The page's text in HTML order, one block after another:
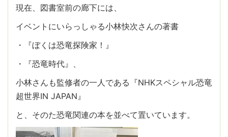
現在、図書室前の廊下には、
イベントにいらっしゃる小林快次さんの著書
・『ぼくは恐竜探険家！』
・『恐竜時代』、
小林さんも監修者の一人である『NHKスペシャル恐竜
超世界IN JAPAN』
と、そのた恐竜関連の本を並べて置いています。